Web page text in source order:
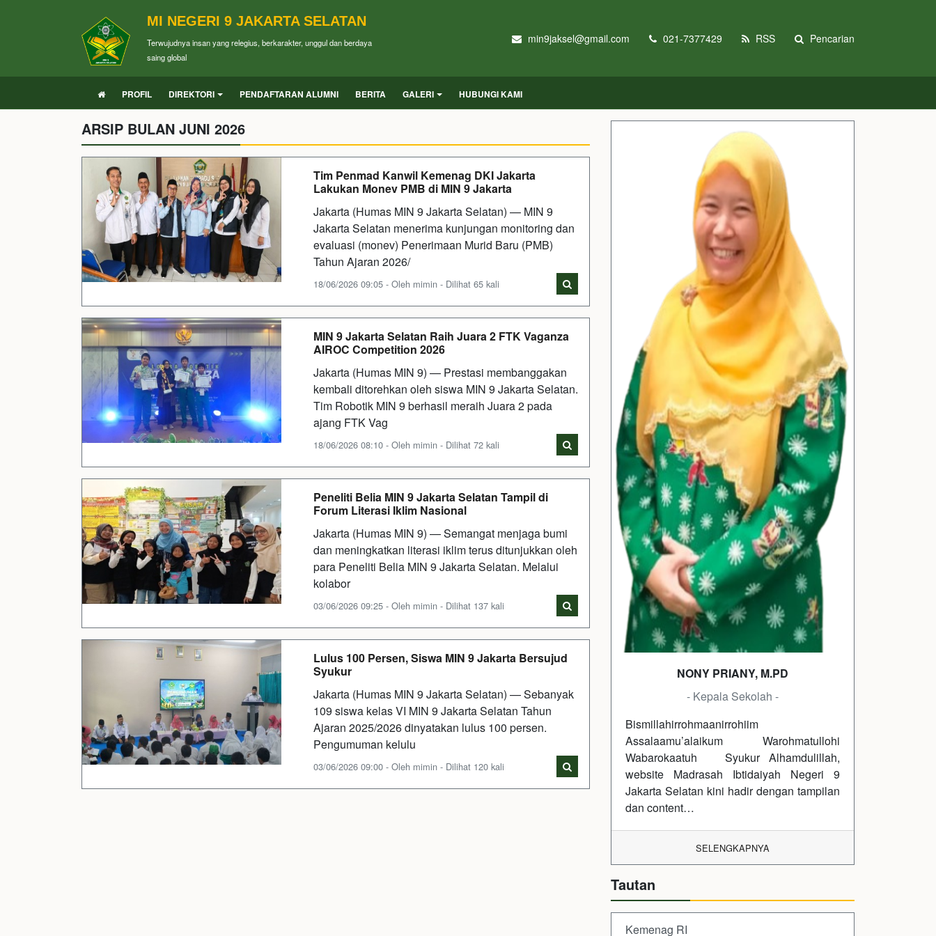
MI NEGERI 9 JAKARTA SELATAN
Terwujudnya insan yang relegius, berkarakter, unggul dan berdaya
saing global
min9jaksel@gmail.com 021-7377429 RSS Pencarian
PROFIL DIREKTORI PENDAFTARAN ALUMNI BERITA GALERI HUBUNGI KAMI
ARSIP BULAN JUNI 2026
Tim Penmad Kanwil Kemenag DKI Jakarta
Lakukan Monev PMB di MIN 9 Jakarta
Jakarta (Humas MIN 9 Jakarta Selatan) — MIN 9
Jakarta Selatan menerima kunjungan monitoring dan
evaluasi (monev) Penerimaan Murid Baru (PMB)
Tahun Ajaran 2026/
18/06/2026 09:05 - Oleh mimin - Dilihat 65 kali
MIN 9 Jakarta Selatan Raih Juara 2 FTK Vaganza
AIROC Competition 2026
Jakarta (Humas MIN 9) — Prestasi membanggakan
kembali ditorehkan oleh siswa MIN 9 Jakarta Selatan.
Tim Robotik MIN 9 berhasil meraih Juara 2 pada
ajang FTK Vag
18/06/2026 08:10 - Oleh mimin - Dilihat 72 kali
Peneliti Belia MIN 9 Jakarta Selatan Tampil di
Forum Literasi Iklim Nasional
Jakarta (Humas MIN 9) — Semangat menjaga bumi
dan meningkatkan literasi iklim terus ditunjukkan oleh
para Peneliti Belia MIN 9 Jakarta Selatan. Melalui
kolabor
03/06/2026 09:25 - Oleh mimin - Dilihat 137 kali
Lulus 100 Persen, Siswa MIN 9 Jakarta Bersujud
Syukur
Jakarta (Humas MIN 9 Jakarta Selatan) — Sebanyak
109 siswa kelas VI MIN 9 Jakarta Selatan Tahun
Ajaran 2025/2026 dinyatakan lulus 100 persen.
Pengumuman kelulu
03/06/2026 09:00 - Oleh mimin - Dilihat 120 kali
NONY PRIANY, M.PD
- Kepala Sekolah -
Bismillahirrohmaanirrohiim
Assalaamu’alaikum Warohmatullohi
Wabarokaatuh Syukur Alhamdulillah,
website Madrasah Ibtidaiyah Negeri 9
Jakarta Selatan kini hadir dengan tampilan
dan content…
SELENGKAPNYA
Tautan
Kemenag RI